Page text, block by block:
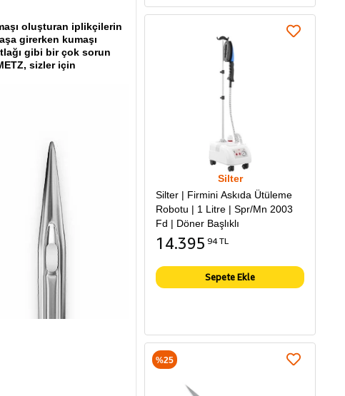
oluşturan iplikçilerin
girerken kumaşı
gibi bir çok sorun
sizler için
Silter
Silter | Firmini Askıda Ütüleme
Robotu | 1 Litre | Spr/Mn 2003
Fd | Döner Başlıklı
14.395 94 TL
Sepete Ekle
%25